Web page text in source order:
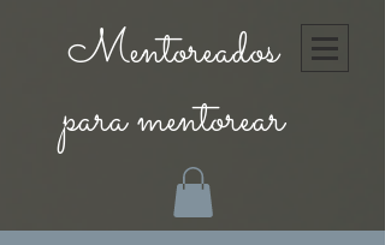
Mentoreados
para mentorear